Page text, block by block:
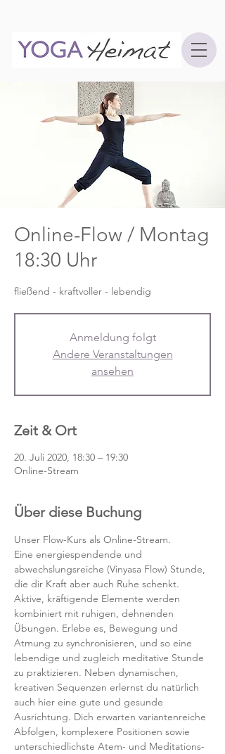
Online-Flow / Montag
18:30 Uhr
fließend - kraftvoller - lebendig
Anmeldung folgt
Andere Veranstaltungen
ansehen
Zeit & Ort
20. Juli 2020, 18:30 – 19:30
Online-Stream
Über diese Buchung
Unser Flow-Kurs als Online-Stream.
Eine energiespendende und
abwechslungsreiche (Vinyasa Flow) Stunde,
die dir Kraft aber auch Ruhe schenkt.
Aktive, kräftigende Elemente werden
kombiniert mit ruhigen, dehnenden
Übungen. Erlebe es, Bewegung und
Atmung zu synchronisieren, und so eine
lebendige und zugleich meditative Stunde
zu praktizieren. Neben dynamischen,
kreativen Sequenzen erlernst du natürlich
auch hier eine gute und gesunde
Ausrichtung. Dich erwarten variantenreiche
Abfolgen, komplexere Positionen sowie
unterschiedlichste Atem- und Meditations-